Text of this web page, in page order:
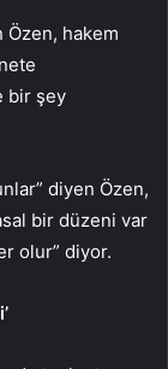
Özen, hakem
bir şey
diyen Özen,
bir düzeni var
olur” diyor.